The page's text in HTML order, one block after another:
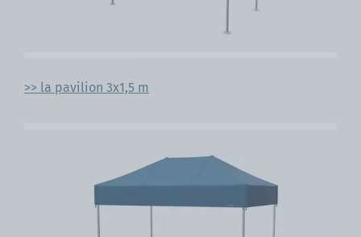
>> la pavilion 3x1,5 m